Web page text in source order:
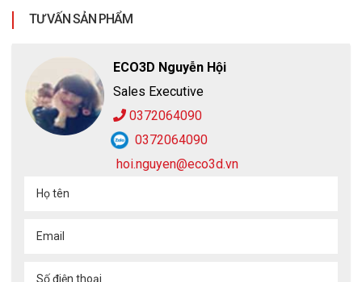
Phủ nhựa EVA, đây là hạt nhựa được sử dụng rất nhiều
TƯ VẤN SẢN PHẨM
ECO3D Nguyễn Hội
Sales Executive
0372064090
0372064090
hoi.nguyen@eco3d.vn
Họ tên
Email
Số điện thoại